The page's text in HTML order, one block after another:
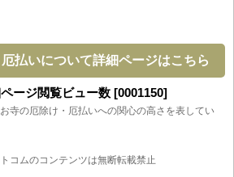
払いについて詳細ページはこちら
ージ閲覧ビュー数 [0001150]
寺の厄除け・厄払いへの関心の高さを表してい
コムのコンテンツは無断転載禁止